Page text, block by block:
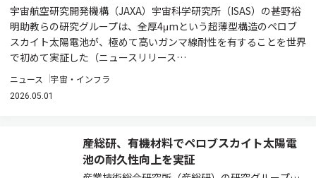
宇宙航空研究開発機構（JAXA）宇宙科学研究所（ISAS）の甚野裕
明助教らの研究グループは、全厚4μmという超薄型構造のペロブ
スカイト太陽電池が、極めて高いガンマ線耐性を有することを世界
で初めて実証した（ニュースリリース…
ニュース 宇宙・インフラ
2026.05.01
産総研、有機材料でペロブスカイト太陽電
池の耐久性向上を実証